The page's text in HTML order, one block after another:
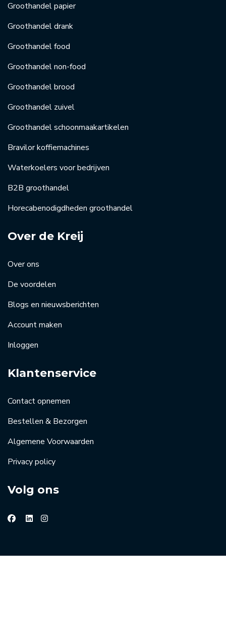
Groothandel papier
Groothandel drank
Groothandel food
Groothandel non-food
Groothandel brood
Groothandel zuivel
Groothandel schoonmaakartikelen
Bravilor koffiemachines
Waterkoelers voor bedrijven
B2B groothandel
Horecabenodigdheden groothandel
Over de Kreij
Over ons
De voordelen
Blogs en nieuwsberichten
Account maken
Inloggen
Klantenservice
Contact opnemen
Bestellen & Bezorgen
Algemene Voorwaarden
Privacy policy
Volg ons